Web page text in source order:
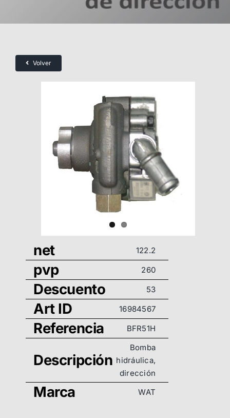
Volver
net 122.2
pvp 260
Descuento 53
Art ID 16984567
Referencia BFR51H
Descripción
Bomba
hidráulica,
dirección
Marca WAT